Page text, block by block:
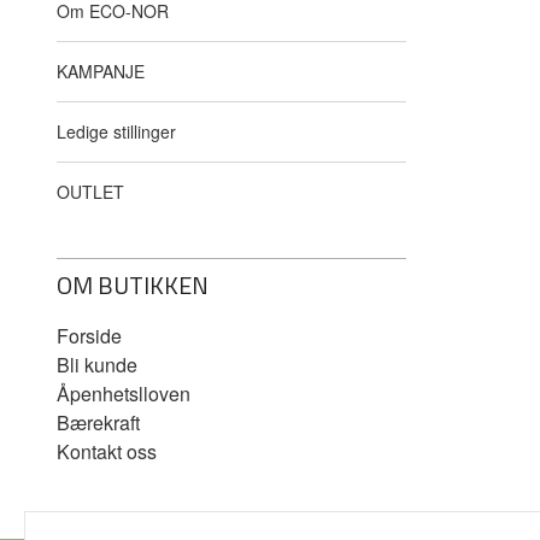
Om ECO-NOR
KAMPANJE
Ledige stillinger
OUTLET
OM BUTIKKEN
Forside
Bli kunde
Åpenhetslloven
Bærekraft
Kontakt oss